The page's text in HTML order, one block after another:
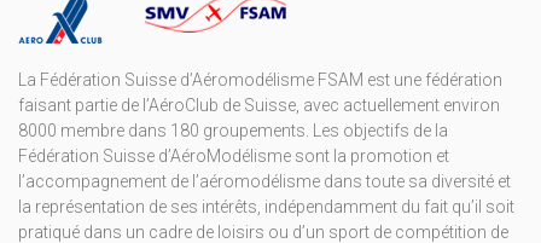
La Fédération Suisse d’Aéromodélisme FSAM est une fédération
faisant partie de l’AéroClub de Suisse, avec actuellement environ
8000 membre dans 180 groupements. Les objectifs de la
Fédération Suisse d’AéroModélisme sont la promotion et
l’accompagnement de l’aéromodélisme dans toute sa diversité et
la représentation de ses intérêts, indépendamment du fait qu’il soit
pratiqué dans un cadre de loisirs ou d’un sport de compétition de